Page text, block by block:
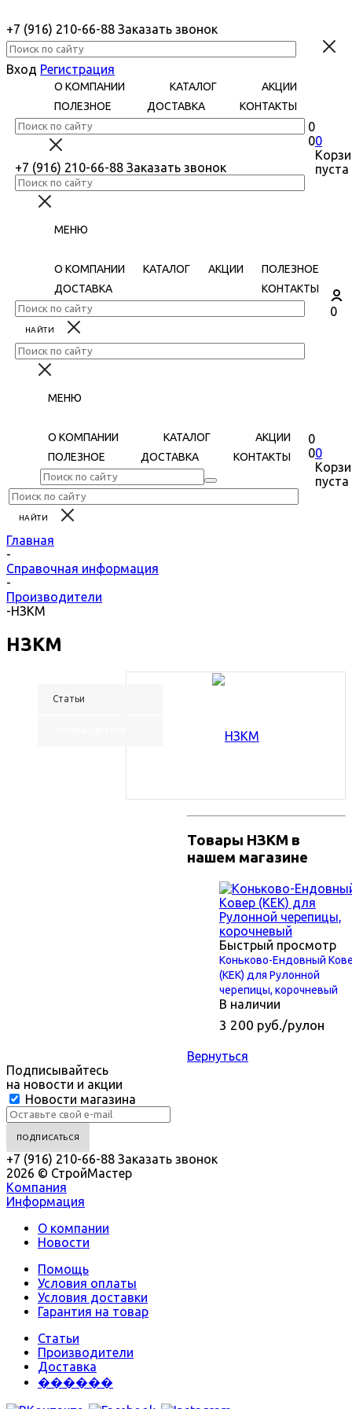
+7 (916) 210-66-88 Заказать звонок
Вход Регистрация
О КОМПАНИИ КАТАЛОГ
АКЦИИ
ПОЛЕЗНОЕ
ДОСТАВКА КОНТАКТЫ
+7 (916) 210-66-88 Заказать звонок
0
00
пуста
МЕНЮ
О КОМПАНИИ КАТАЛОГ АКЦИИ
ПОЛЕЗНОЕ
ДОСТАВКА
КОНТАКТЫ
0
МЕНЮ
О КОМПАНИИ КАТАЛОГ
АКЦИИ
ПОЛЕЗНОЕ
ДОСТАВКА КОНТАКТЫ
0
00
пуста
Главная
-
Справочная информация
-
Производители
-НЗКМ
НЗКМ
Статьи
Товары НЗКМ в
нашем магазине
Быстрый просмотр
Коньково-Ендовный
(КЕК) для Рулонной
черепицы, корочневый
В наличии
3 200 руб./рулон
Вернуться
Подписывайтесь
на новости и акции
Новости магазина
+7 (916) 210-66-88 Заказать звонок
2026 © СтройМастер
Компания
Информация
О компании
Новости
Помощь
Условия оплаты
Условия доставки
Гарантия на товар
Статьи
Производители
Доставка
������